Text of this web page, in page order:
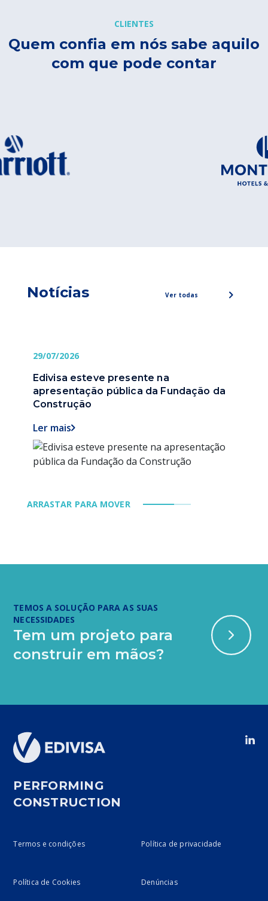
CLIENTES
Quem confia em nós sabe aquilo
com que pode contar
Notícias Ver todas
29/07/2026
Edivisa esteve presente na
apresentação pública da Fundação da
Construção
Ler mais
Ler mais
ARRASTAR PARA MOVER
TEMOS A SOLUÇÃO PARA AS SUAS
NECESSIDADES
Tem um projeto para
construir em mãos?
PERFORMING
CONSTRUCTION
Termos e condições Política de privacidade
Política de Cookies Denúncias